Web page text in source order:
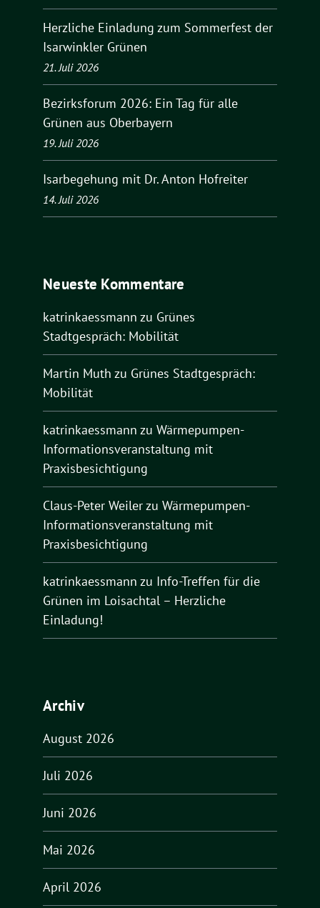
Herzliche Einladung zum Sommerfest der
Isarwinkler Grünen
21. Juli 2026
Bezirksforum 2026: Ein Tag für alle
Grünen aus Oberbayern
19. Juli 2026
Isarbegehung mit Dr. Anton Hofreiter
14. Juli 2026
Neueste Kommentare
katrinkaessmann zu Grünes
Stadtgespräch: Mobilität
Martin Muth zu Grünes Stadtgespräch:
Mobilität
katrinkaessmann zu Wärmepumpen-
Informationsveranstaltung mit
Praxisbesichtigung
Claus-Peter Weilerzu Wärmepumpen-
Informationsveranstaltung mit
Praxisbesichtigung
katrinkaessmann zu Info-Treffen für die
Grünen im Loisachtal – Herzliche
Einladung!
Archiv
August 2026
Juli 2026
Juni 2026
Mai 2026
April 2026